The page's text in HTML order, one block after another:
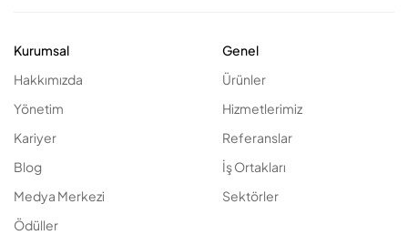
Kurumsal
Hakkımızda
Yönetim
Kariyer
Blog
Medya Merkezi
Ödüller
Genel
Ürünler
Hizmetlerimiz
Referanslar
İş Ortakları
Sektörler